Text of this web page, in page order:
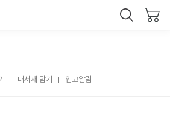
내서재 담기 입고알림